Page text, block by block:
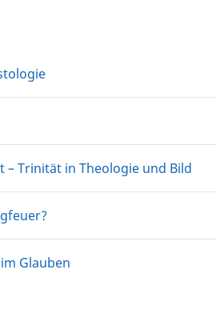
– Trinität in Theologie und Bild
Glauben